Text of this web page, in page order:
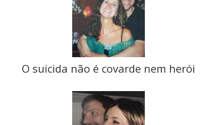
O suicida não é covarde nem herói